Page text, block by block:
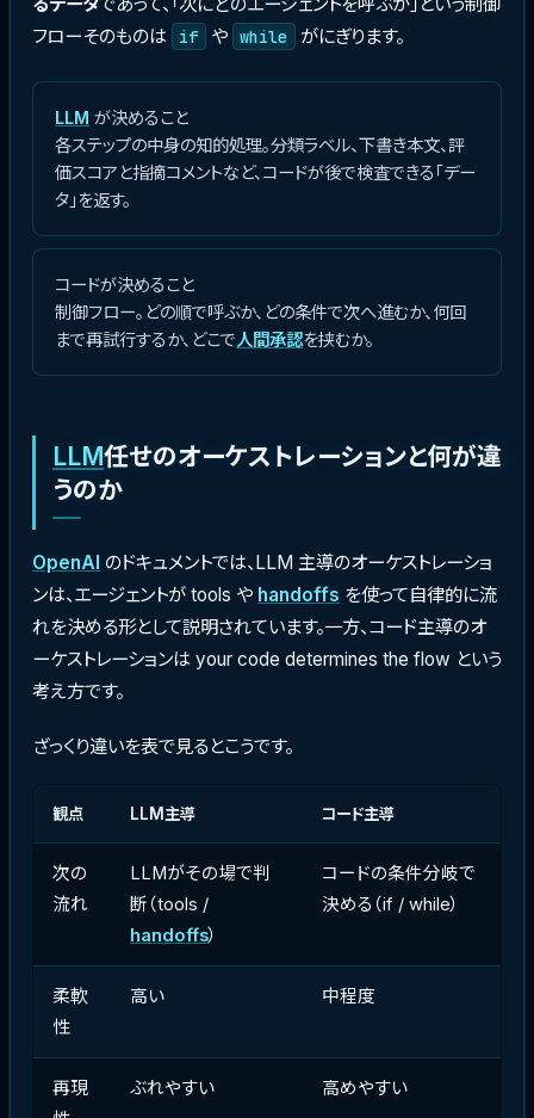
フローそのものは
if や while がにぎります。
LLM が決めること
各ステップの中身の知的処理。分類ラベル、下書き本文、評
価スコアと指摘コメントなど、コードが後で検査できる「デー
タ」を返す。
コードが決めること
制御フロー。どの順で呼ぶか、どの条件で次へ進むか、何回
まで再試行するか、どこで人間承認を挟むか。
LLM任せのオーケストレーションと何が違
うのか
OpenAI のドキュメントでは、LLM 主導のオーケストレーショ
ンは、エージェントが tools や handoffs を使って自律的に流
れを決める形として説明されています。一方、コード主導のオ
ーケストレーションは your code determines the flow という
考え方です。
ざっくり違いを表で見るとこうです。
観点 LLM主導 コード主導
次の
流れ
LLMがその場で判
断（tools /
handoffs）
コードの条件分岐で
決める（if / while）
柔軟
性
高い 中程度
再現
ぶれやすい 高めやすい